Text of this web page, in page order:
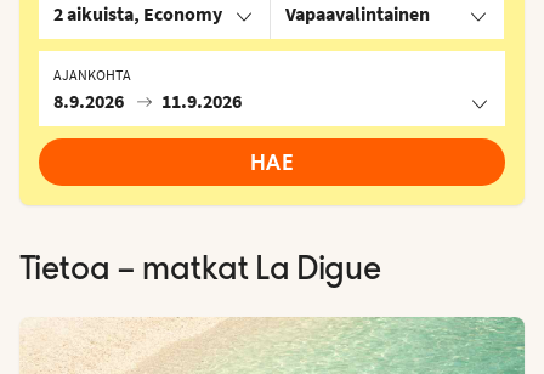
Vapaavalintainen
AJANKOHTA
8.9.2026 11.9.2026
2 aikuista, Economy
HAE
Tietoa – matkat La Digue